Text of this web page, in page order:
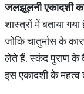
जलझूलनी एकादशी
शास्त्रों में बताया
जोकि चातुर्मास के
लेते हैं. स्कंद पुराण के
इस एकादशी के महत्व